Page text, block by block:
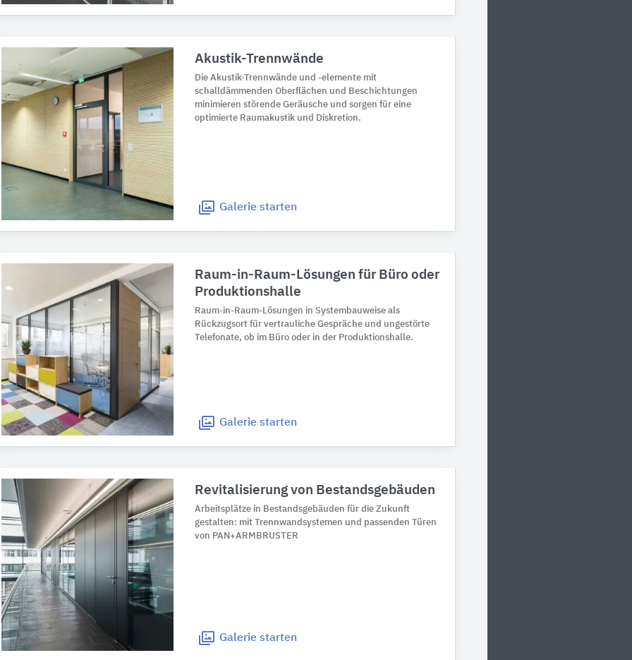
Akustik-Trennwände
Die Akustik-Trennwände und -elemente mit
schalldämmenden Oberflächen und Beschichtungen
minimieren störende Geräusche und sorgen für eine
optimierte Raumakustik und Diskretion.
Galerie starten
Raum-in-Raum-Lösungen für Büro oder
Produktionshalle
Raum-in-Raum-Lösungen in Systembauweise als
Rückzugsort für vertrauliche Gespräche und ungestörte
Telefonate, ob im Büro oder in der Produktionshalle.
Galerie starten
Revitalisierung von Bestandsgebäuden
Arbeitsplätze in Bestandsgebäuden für die Zukunft
gestalten: mit Trennwandsystemen und passenden Türen
von PAN+ARMBRUSTER
Galerie starten